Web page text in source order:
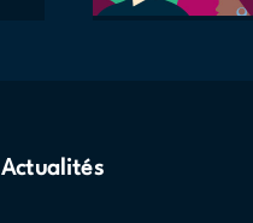
Actualités